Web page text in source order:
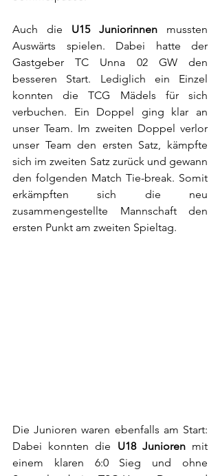
Auch die U15 Juniorinnen mussten
Auswärts spielen. Dabei hatte der
Gastgeber TC Unna 02 GW den
besseren Start. Lediglich ein Einzel
konnten die TCG Mädels für sich
verbuchen. Ein Doppel ging klar an
unser Team. Im zweiten Doppel verlor
unser Team den ersten Satz, kämpfte
sich im zweiten Satz zurück und gewann
den folgenden Match Tie-break. Somit
erkämpften sich die neu
zusammengestellte Mannschaft den
ersten Punkt am zweiten Spieltag.
Die Junioren waren ebenfalls am Start:
Dabei konnten die U18 Junioren mit
einem klaren 6:0 Sieg und ohne